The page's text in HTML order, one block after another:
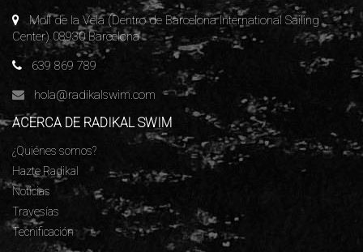
Moll de la Vela (Dentro de Barcelona International Sailing
Center) 08930 Barcelona
639 869 789
hola@radikalswim.com
ACERCA DE RADIKAL SWIM
¿Quiénes somos?
Hazte Radikal
Noticias
Travesías
Tecnificación